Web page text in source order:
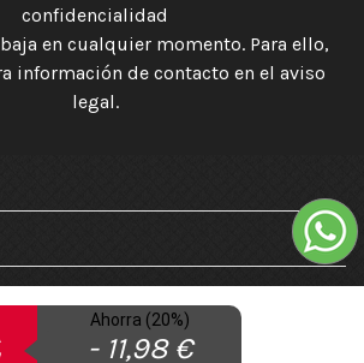
Ahorra (20%)
- 11,98 €
confidencialidad
en cualquier momento. Para ello,
información de contacto en el aviso
legal.